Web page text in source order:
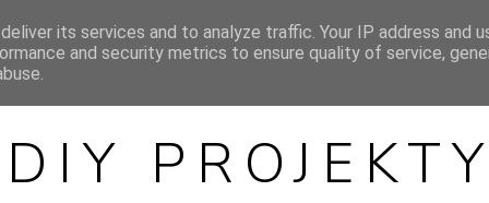
INSPIRACE MINI RECEPTY PRO DĚTI
DIY PROJEKTY
its services and to analyze traffic. Your IP address and
and security metrics to ensure quality of service,